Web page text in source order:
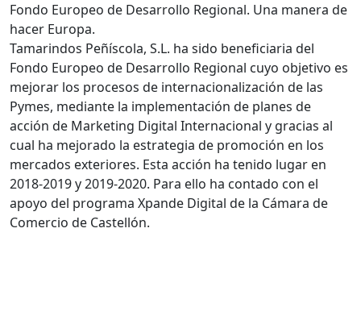
Fondo Europeo de Desarrollo Regional. Una manera de
hacer Europa.
Tamarindos Peñíscola, S.L. ha sido beneficiaria del
Fondo Europeo de Desarrollo Regional cuyo objetivo es
mejorar los procesos de internacionalización de las
Pymes, mediante la implementación de planes de
acción de Marketing Digital Internacional y gracias al
cual ha mejorado la estrategia de promoción en los
mercados exteriores. Esta acción ha tenido lugar en
2018-2019 y 2019-2020. Para ello ha contado con el
apoyo del programa Xpande Digital de la Cámara de
Comercio de Castellón.